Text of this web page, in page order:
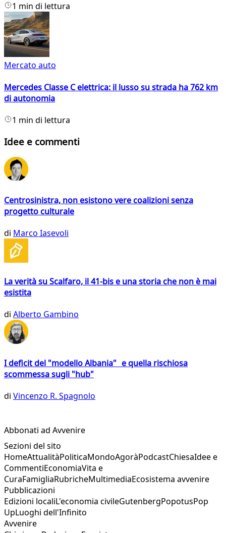
1 min di lettura
Mercato auto
Mercedes Classe C elettrica: il lusso su strada ha 762 km
di autonomia
1 min di lettura
Idee e commenti
Centrosinistra, non esistono vere coalizioni senza
progetto culturale
di Marco Iasevoli
La verità su Scalfaro, il 41-bis e una storia che non è mai
esistita
di Alberto Gambino
I deficit del "modello Albania" e quella rischiosa
scommessa sugli "hub"
di Vincenzo R. Spagnolo
Abbonati ad Avvenire
Sezioni del sito
HomeAttualitàPoliticaMondoAgoràPodcastChiesaIdee e
CommentiEconomiaVita e
CuraFamigliaRubricheMultimediaEcosistema avvenire
Pubblicazioni
Edizioni localiL'economia civileGutenbergPopotusPop
UpLuoghi dell'Infinito
Avvenire